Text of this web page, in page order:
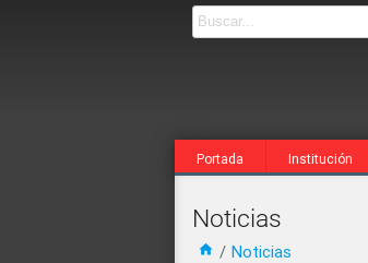
Portada Institución
Agenda Servicios
Noticias
home / Noticias